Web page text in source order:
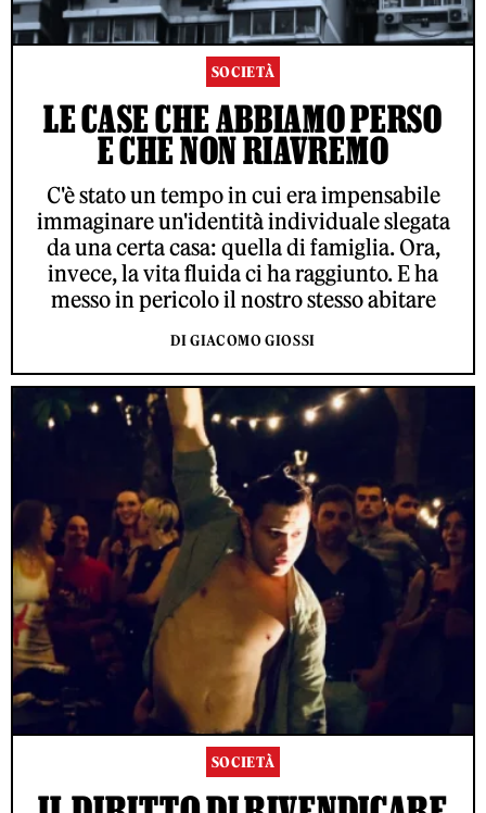
SOCIETÀ
LE CASE CHE ABBIAMO PERSO
E CHE NON RIAVREMO
C'è stato un tempo in cui era impensabile
immaginare un'identità individuale slegata
da una certa casa: quella di famiglia. Ora,
invece, la vita fluida ci ha raggiunto. E ha
messo in pericolo il nostro stesso abitare
DI GIACOMO GIOSSI
SOCIETÀ